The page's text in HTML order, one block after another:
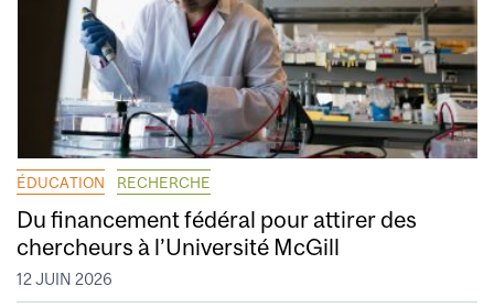
ÉDUCATION RECHERCHE
Du financement fédéral pour attirer des
chercheurs à l’Université McGill
12 JUIN 2026